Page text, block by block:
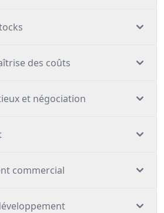
des coûts
et négociation
commercial